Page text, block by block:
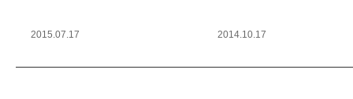
2015.07.17 2014.10.17